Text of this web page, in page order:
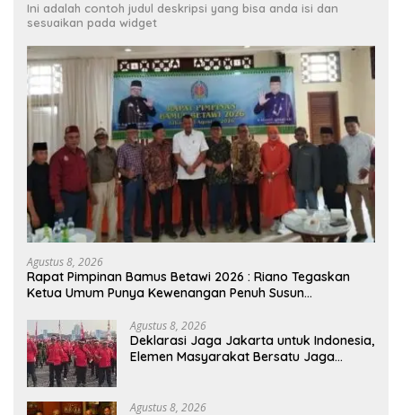
Ini adalah contoh judul deskripsi yang bisa anda isi dan
sesuaikan pada widget
Agustus 8, 2026
Rapat Pimpinan Bamus Betawi 2026 : Riano Tegaskan
Ketua Umum Punya Kewenangan Penuh Susun
Agustus 8, 2026
Deklarasi Jaga Jakarta untuk Indonesia,
Elemen Masyarakat Bersatu Jaga
Agustus 8, 2026